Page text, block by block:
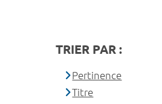
TRIER PAR :
Pertinence
Titre